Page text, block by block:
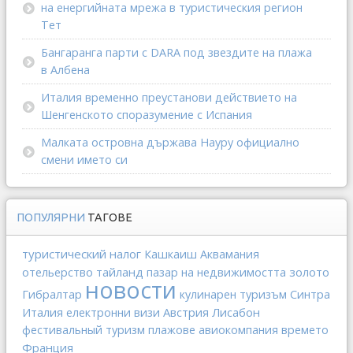
на енергийната мрежа в туристическия регион
Тет
Бангаранга парти с DARA под звездите на плажа
в Албена
Италия временно преустанови действието на
Шенгенското споразумение с Испания
Малката островна държава Науру официално
смени името си
ПОПУЛЯРНИ ТАГОВЕ
туристический налог Кашкаиш Аквамания
отельерство тайланд пазар на недвижимостта золото
Гибралтар новости кулинарен туризъм Синтра
Италия електронни визи Австрия Лисабон
фестивальный туризм плажове авиокомпания времето
Франция